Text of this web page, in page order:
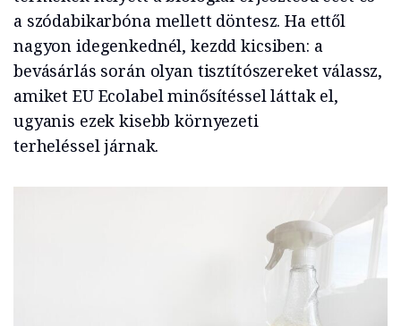
a szódabikarbóna mellett döntesz. Ha ettől
nagyon idegenkednél, kezdd kicsiben: a
bevásárlás során olyan tisztítószereket válassz,
amiket EU Ecolabel minősítéssel láttak el,
ugyanis ezek kisebb környezeti
terheléssel járnak.